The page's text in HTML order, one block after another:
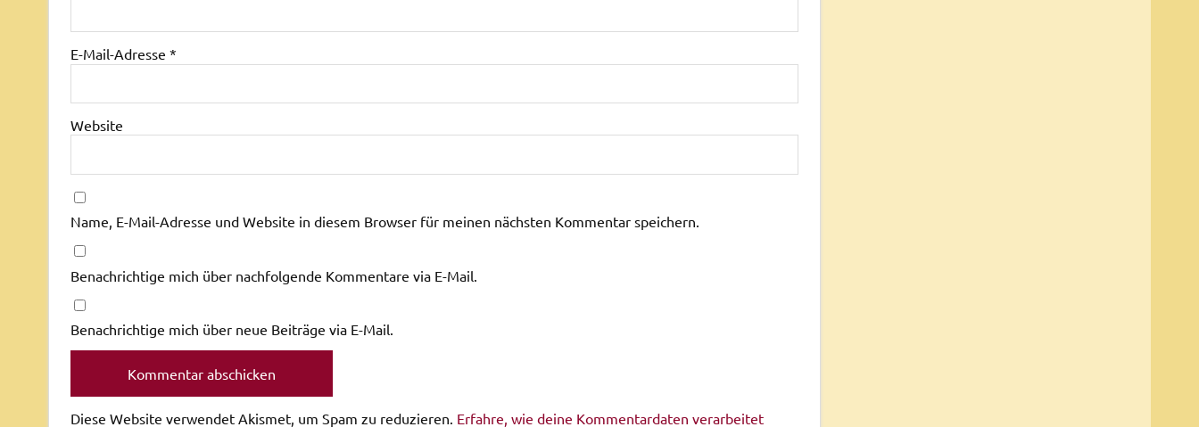
E-Mail-Adresse *
Website
Name, E-Mail-Adresse und Website in diesem Browser für meinen nächsten Kommentar speichern.
Benachrichtige mich über nachfolgende Kommentare via E-Mail.
Benachrichtige mich über neue Beiträge via E-Mail.
Diese Website verwendet Akismet, um Spam zu reduzieren. Erfahre, wie deine Kommentardaten verarbeitet